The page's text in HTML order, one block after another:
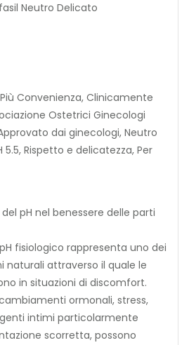
Neutro Delicato
Convenienza, Clinicamente
Ostetrici Ginecologi
dai ginecologi, Neutro
Rispetto e delicatezza, Per
pH nel benessere delle parti
fisiologico rappresenta uno dei
naturali attraverso il quale le
in situazioni di discomfort.
ormonali, stress,
intimi particolarmente
scorretta, possono